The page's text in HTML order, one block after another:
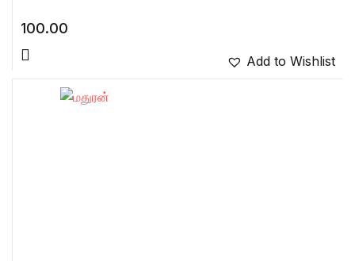
100.00
Add to Wishlist